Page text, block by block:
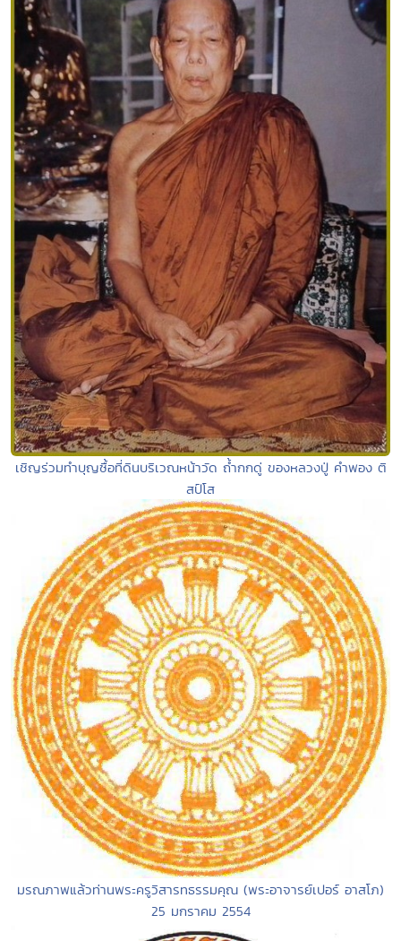
เชิญร่วมทำบุญซื้อที่ดินบริเวณหน้าวัด ถ้ำกกดู่ ของหลวงปู่ คำพอง ติ
สป์โส
มรณภาพแล้วท่านพระครูวิสารทธรรมคุณ (พระอาจารย์เปอร์ อาสโภ)
25 มกราคม 2554